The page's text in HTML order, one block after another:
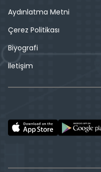
Aydınlatma Metni
Çerez Politikası
Biyografi
İletişim